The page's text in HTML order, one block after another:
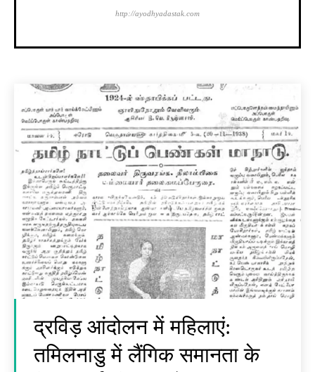
http://ayodhyadastak.com
द्रविड़ आंदोलन में महिलाएं:
तमिलनाडु में लैंगिक समानता के